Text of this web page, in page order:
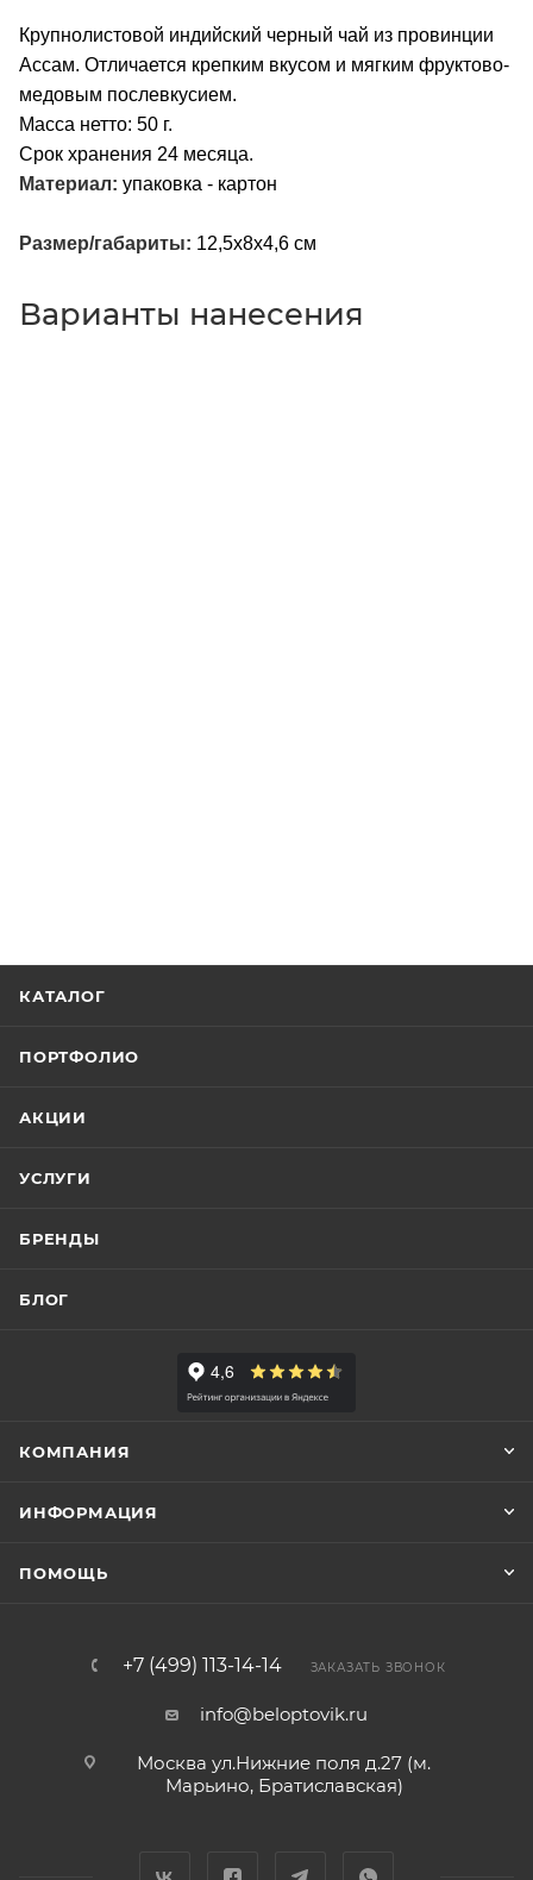
Крупнолистовой индийский черный чай из провинции
Ассам. Отличается крепким вкусом и мягким фруктово-
медовым послевкусием.
Масса нетто: 50 г.
Срок хранения 24 месяца.
Материал: упаковка - картон
Размер/габариты: 12,5x8x4,6 см
Варианты нанесения
КАТАЛОГ
ПОРТФОЛИО
АКЦИИ
УСЛУГИ
БРЕНДЫ
БЛОГ
КОМПАНИЯ
ИНФОРМАЦИЯ
ПОМОЩЬ
+7 (499) 113-14-14 ЗАКАЗАТЬ ЗВОНОК
info@beloptovik.ru
Москва ул.Нижние поля д.27 (м.
Марьино, Братиславская)